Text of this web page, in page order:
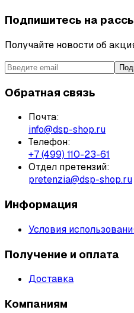
Подпишитесь на
Получайте новости об
Обратная связь
Почта:
info@dsp-shop.ru
Телефон:
+7 (499) 110-23-61
Отдел претензий:
pretenzia@dsp-shop.ru
Информация
Условия
Получение и оплата
Доставка
Компаниям